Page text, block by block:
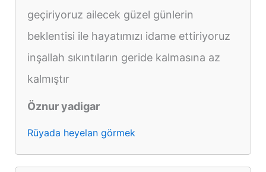
geçiriyoruz ailecek güzel günlerin
beklentisi ile hayatımızı idame ettiriyoruz
inşallah sıkıntıların geride kalmasına az
kalmıştır
Öznur yadigar
Rüyada heyelan görmek